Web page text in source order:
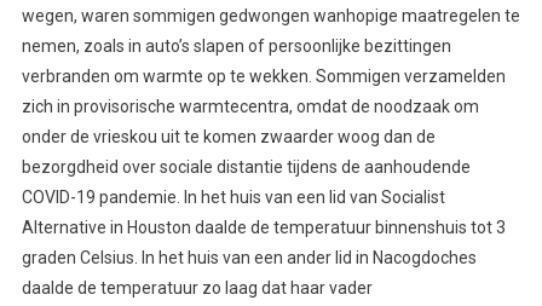
wegen, waren sommigen gedwongen wanhopige maatregelen te
nemen, zoals in auto’s slapen of persoonlijke bezittingen
verbranden om warmte op te wekken. Sommigen verzamelden
zich in provisorische warmtecentra, omdat de noodzaak om
onder de vrieskou uit te komen zwaarder woog dan de
bezorgdheid over sociale distantie tijdens de aanhoudende
COVID-19 pandemie. In het huis van een lid van Socialist
Alternative in Houston daalde de temperatuur binnenshuis tot 3
graden Celsius. In het huis van een ander lid in Nacogdoches
daalde de temperatuur zo laag dat haar vader